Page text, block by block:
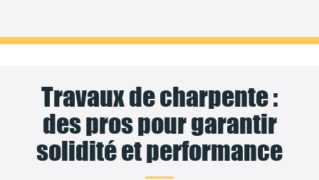
Travaux de charpente :
des pros pour garantir
solidité et performance